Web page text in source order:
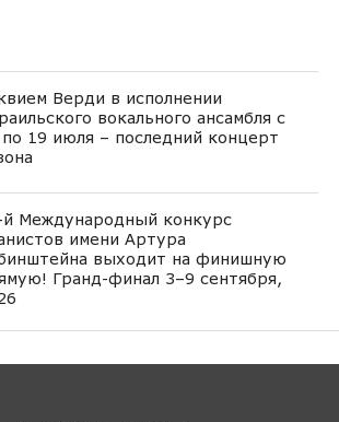
Верди в исполнении
вокального ансамбля с
по 19 июля – последний концерт
й Международный конкурс
имени Артура
выходит на финишную
Гранд-финал 3–9 сентября,